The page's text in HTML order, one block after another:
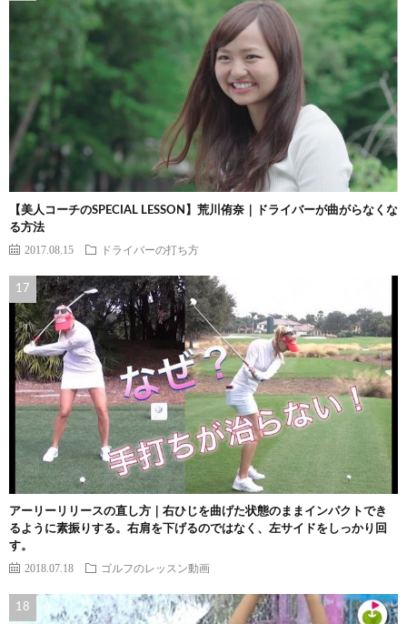
【美人コーチのSPECIAL LESSON】荒川侑奈｜ドライバーが曲がらなくな
る方法
2017.08.15 ドライバーの打ち方
アーリーリリースの直し方｜右ひじを曲げた状態のままインパクトでき
るように素振りする。右肩を下げるのではなく、左サイドをしっかり回
す。
2018.07.18 ゴルフのレッスン動画